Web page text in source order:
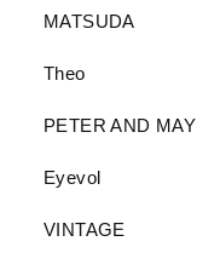
MATSUDA
Theo
PETER AND MAY
Eyevol
VINTAGE